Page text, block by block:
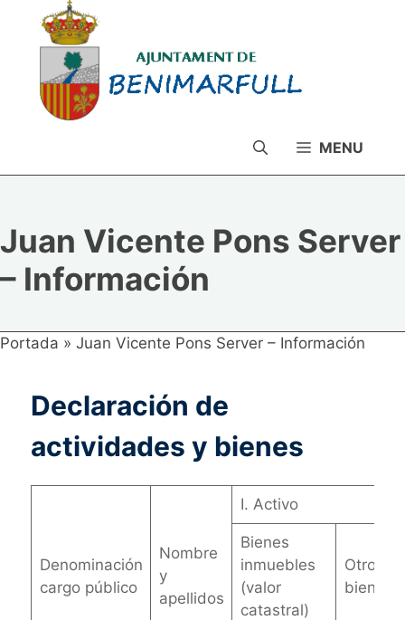
contenido
MENU
Juan Vicente Pons Server
– Información
Portada » Juan Vicente Pons Server – Información
Declaración de
actividades y bienes
Denominación
cargo público
Nombre
y
apellidos
I. Activo
Bienes
inmuebles
(valor
catastral)
Otros
bienes